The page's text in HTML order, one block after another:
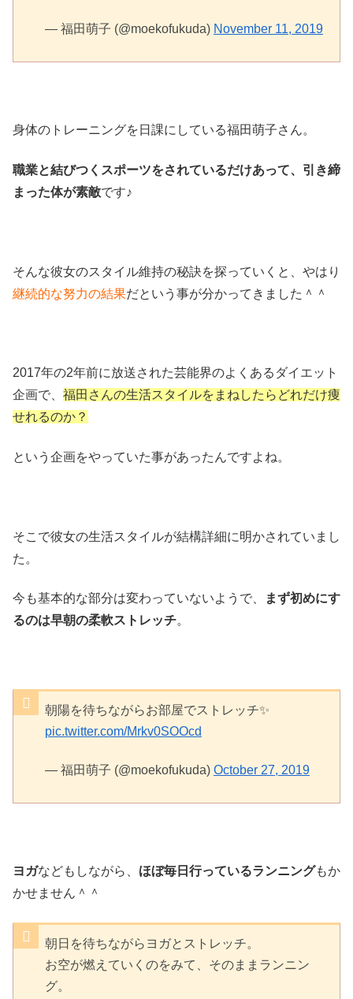
— 福田萌子 (@moekofukuda) November 11, 2019
身体のトレーニングを日課にしている福田萌子さん。
職業と結びつくスポーツをされているだけあって、引き締
まった体が素敵です♪
そんな彼女のスタイル維持の秘訣を探っていくと、やはり
継続的な努力の結果だという事が分かってきました＾＾
2017年の2年前に放送された芸能界のよくあるダイエット
企画で、 福田さんの生活スタイルをまねしたらどれだけ痩
せれるのか？
という企画をやっていた事があったんですよね。
そこで彼女の生活スタイルが結構詳細に明かされていまし
た。
今も基本的な部分は変わっていないようで、
まず初めにす
るのは早朝の柔軟ストレッチ。
朝陽を待ちながらお部屋でストレッチ✨
pic.twitter.com/Mrkv0SOOcd
— 福田萌子 (@moekofukuda) October 27, 2019
ヨガなどもしながら、 ほぼ毎日行っているランニングもか
かせません＾＾
朝日を待ちながらヨガとストレッチ。
お空が燃えていくのをみて、そのままランニン
グ。